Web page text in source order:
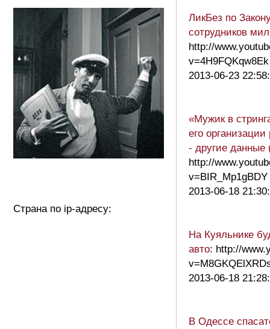
Страна по ip-адресу:
ЛикБез по
сотрудников
http://
v=4H9FQKqw8Ek
2013-06-23
«Мужик в
его
- другие
http://
v=BIR_Mp1gBDY
2013-06-18
На Куяльнике
авто: http://
2013-06-18
В Одессе